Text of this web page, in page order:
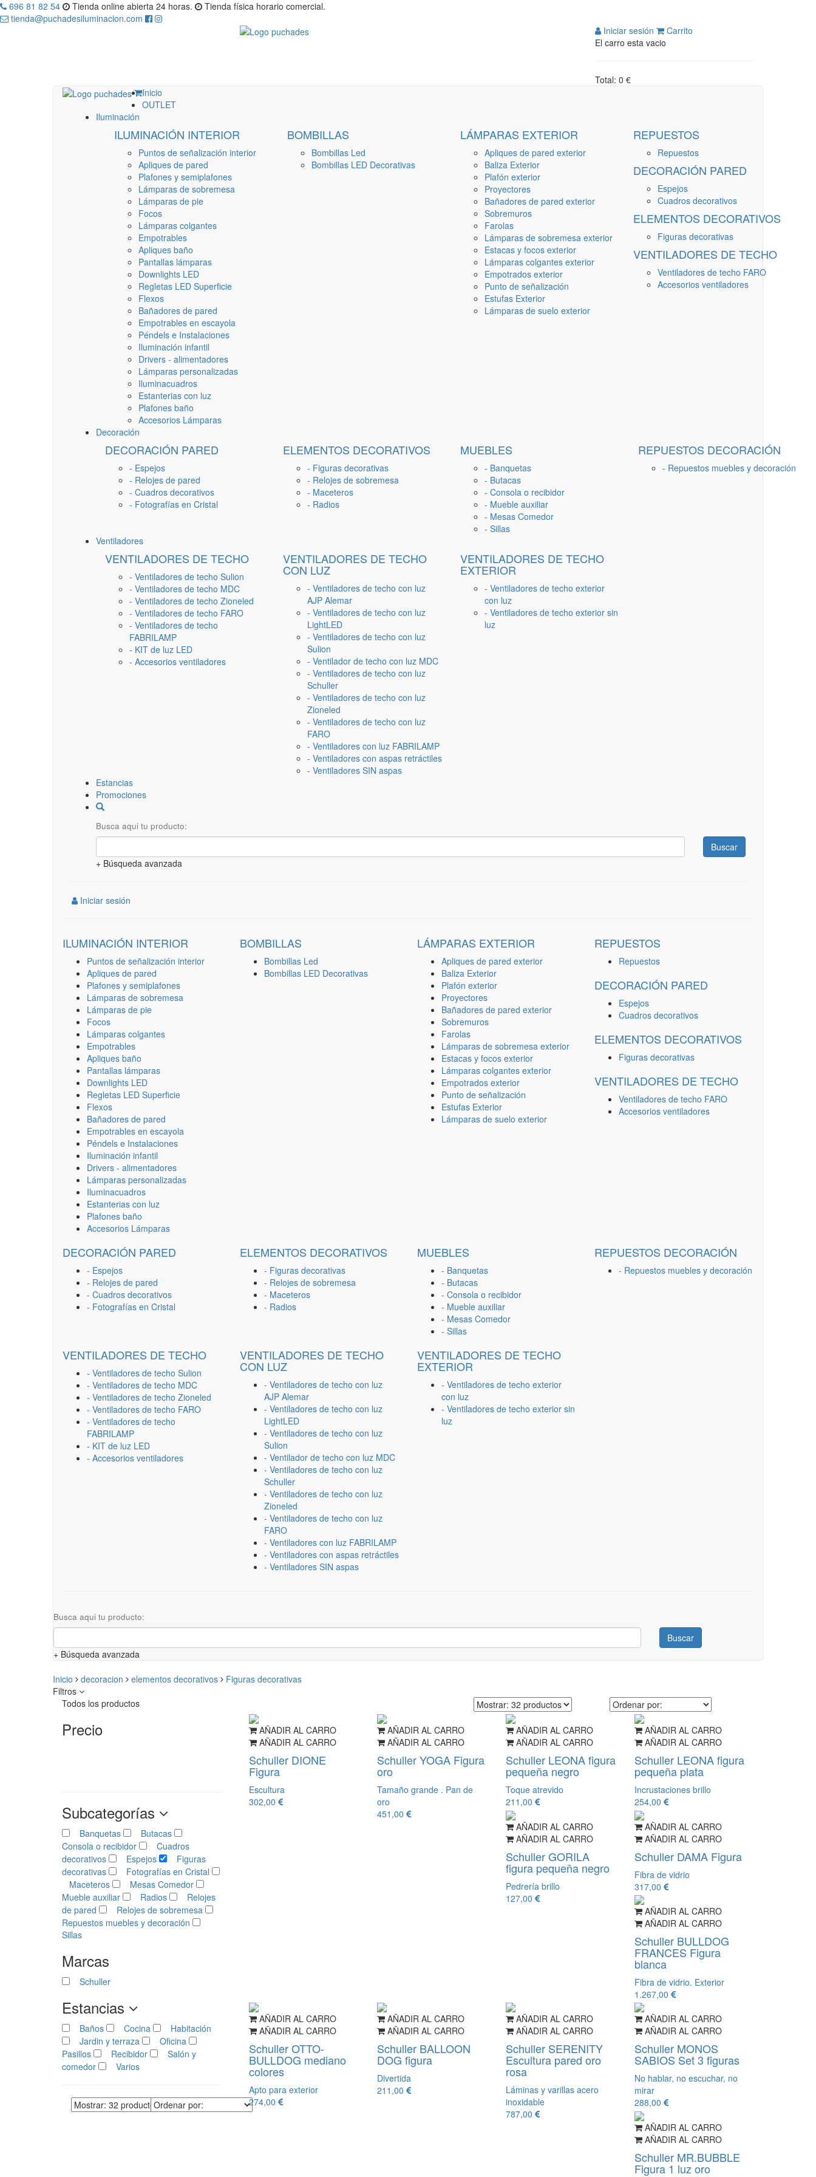
696 81 82 54 Tienda online abierta 24 horas.
Tienda física horario comercial.
tienda@puchadesiluminacion.com
Iniciar sesión
Carrito
El carro esta vacio
Total: 0 €
Inicio
OUTLET
Iluminación
ILUMINACIÓN INTERIOR
Puntos de señalización interior
Apliques de pared
Plafones y semiplafones
Lámparas de sobremesa
Lámparas de pie
Focos
Lámparas colgantes
Empotrables
Apliques baño
Pantallas lámparas
Downlights LED
Regletas LED Superficie
Flexos
Bañadores de pared
Empotrables en escayola
Péndels e Instalaciones
Iluminación infantil
Drivers - alimentadores
Lámparas personalizadas
Iluminacuadros
Estanterias con luz
Plafones baño
Accesorios Lámparas
BOMBILLAS
Bombillas Led
Bombillas LED Decorativas
LÁMPARAS EXTERIOR
Apliques de pared exterior
Baliza Exterior
Plafón exterior
Proyectores
Bañadores de pared exterior
Sobremuros
Farolas
Lámparas de sobremesa exterior
Estacas y focos exterior
Lámparas colgantes exterior
Empotrados exterior
Punto de señalización
Estufas Exterior
Lámparas de suelo exterior
REPUESTOS
Repuestos
DECORACIÓN PARED
Espejos
Cuadros decorativos
ELEMENTOS DECORATIVOS
Figuras decorativas
VENTILADORES DE TECHO
Ventiladores de techo FARO
Accesorios ventiladores
Decoración
DECORACIÓN PARED
- Espejos
- Relojes de pared
- Cuadros decorativos
- Fotografías en Cristal
ELEMENTOS DECORATIVOS
- Figuras decorativas
- Relojes de sobremesa
- Maceteros
- Radios
MUEBLES
- Banquetas
- Butacas
- Consola o recibidor
- Mueble auxiliar
- Mesas Comedor
- Sillas
REPUESTOS DECORACIÓN
- Repuestos muebles y decoración
Ventiladores
VENTILADORES DE TECHO
- Ventiladores de techo Sulion
- Ventiladores de techo MDC
- Ventiladores de techo Zioneled
- Ventiladores de techo FARO
- Ventiladores de techo
FABRILAMP
- KIT de luz LED
- Accesorios ventiladores
VENTILADORES DE TECHO
CON LUZ
- Ventiladores de techo con luz
AJP Alemar
- Ventiladores de techo con luz
LightLED
- Ventiladores de techo con luz
Sulion
- Ventilador de techo con luz MDC
- Ventiladores de techo con luz
Schuller
- Ventiladores de techo con luz
Zioneled
- Ventiladores de techo con luz
FARO
- Ventiladores con luz FABRILAMP
- Ventiladores con aspas retráctiles
- Ventiladores SIN aspas
VENTILADORES DE TECHO
EXTERIOR
- Ventiladores de techo exterior
con luz
- Ventiladores de techo exterior sin
luz
Estancias
Promociones
Busca aqui tu producto:
Buscar
+ Búsqueda avanzada
Iniciar sesión
ILUMINACIÓN INTERIOR
Puntos de señalización interior
Apliques de pared
Plafones y semiplafones
Lámparas de sobremesa
Lámparas de pie
Focos
Lámparas colgantes
Empotrables
Apliques baño
Pantallas lámparas
Downlights LED
Regletas LED Superficie
Flexos
Bañadores de pared
Empotrables en escayola
Péndels e Instalaciones
Iluminación infantil
Drivers - alimentadores
Lámparas personalizadas
Iluminacuadros
Estanterias con luz
Plafones baño
Accesorios Lámparas
BOMBILLAS
Bombillas Led
Bombillas LED Decorativas
LÁMPARAS EXTERIOR
Apliques de pared exterior
Baliza Exterior
Plafón exterior
Proyectores
Bañadores de pared exterior
Sobremuros
Farolas
Lámparas de sobremesa exterior
Estacas y focos exterior
Lámparas colgantes exterior
Empotrados exterior
Punto de señalización
Estufas Exterior
Lámparas de suelo exterior
REPUESTOS
Repuestos
DECORACIÓN PARED
Espejos
Cuadros decorativos
ELEMENTOS DECORATIVOS
Figuras decorativas
VENTILADORES DE TECHO
Ventiladores de techo FARO
Accesorios ventiladores
DECORACIÓN PARED
- Espejos
- Relojes de pared
- Cuadros decorativos
- Fotografías en Cristal
ELEMENTOS DECORATIVOS
- Figuras decorativas
- Relojes de sobremesa
- Maceteros
- Radios
MUEBLES
- Banquetas
- Butacas
- Consola o recibidor
- Mueble auxiliar
- Mesas Comedor
- Sillas
REPUESTOS DECORACIÓN
- Repuestos muebles y decoración
VENTILADORES DE TECHO
- Ventiladores de techo Sulion
- Ventiladores de techo MDC
- Ventiladores de techo Zioneled
- Ventiladores de techo FARO
- Ventiladores de techo
FABRILAMP
- KIT de luz LED
- Accesorios ventiladores
VENTILADORES DE TECHO
CON LUZ
- Ventiladores de techo con luz
AJP Alemar
- Ventiladores de techo con luz
LightLED
- Ventiladores de techo con luz
Sulion
- Ventilador de techo con luz MDC
- Ventiladores de techo con luz
Schuller
- Ventiladores de techo con luz
Zioneled
- Ventiladores de techo con luz
FARO
- Ventiladores con luz FABRILAMP
- Ventiladores con aspas retráctiles
- Ventiladores SIN aspas
VENTILADORES DE TECHO
EXTERIOR
- Ventiladores de techo exterior
con luz
- Ventiladores de techo exterior sin
luz
Busca aqui tu producto:
Buscar
+ Búsqueda avanzada
Inicio decoracion elementos decorativos
Figuras decorativas
Filtros
Todos los productos
Precio
Subcategorías
Banquetas
Butacas
Consola o recibidor
Cuadros
decorativos
Espejos
Figuras
decorativas
Fotografías en Cristal
Maceteros
Mesas Comedor
Mueble auxiliar
Radios
Relojes
de pared
Relojes de sobremesa
Repuestos muebles y decoración
Sillas
Marcas
Schuller
Estancias
Baños Cocina
Habitación
Jardin y terraza
Oficina
Pasillos
Recibidor
Salón y
comedor
Varios
AÑADIR AL CARRO
AÑADIR AL CARRO
Schuller DIONE
Figura
Escultura
302,00
AÑADIR AL CARRO
AÑADIR AL CARRO
Schuller YOGA Figura
oro
Tamaño grande . Pan de
oro
451,00
AÑADIR AL CARRO
AÑADIR AL CARRO
Schuller LEONA figura
pequeña negro
Toque atrevido
211,00
AÑADIR AL CARRO
AÑADIR AL CARRO
Schuller LEONA figura
pequeña plata
Incrustaciones brillo
254,00
AÑADIR AL CARRO
AÑADIR AL CARRO
Schuller GORILA
figura pequeña negro
Pedrería brillo
127,00
AÑADIR AL CARRO
AÑADIR AL CARRO
Schuller DAMA Figura
Fibra de vidrio
317,00
AÑADIR AL CARRO
AÑADIR AL CARRO
Schuller BULLDOG
FRANCES Figura
blanca
Fibra de vidrio. Exterior
1.267,00
AÑADIR AL CARRO
AÑADIR AL CARRO
Schuller OTTO-
BULLDOG mediano
colores
Apto para exterior
274,00
AÑADIR AL CARRO
AÑADIR AL CARRO
Schuller BALLOON
DOG figura
Divertida
211,00
AÑADIR AL CARRO
AÑADIR AL CARRO
Schuller SERENITY
Escultura pared oro
rosa
Láminas y varillas acero
inoxidable
787,00
AÑADIR AL CARRO
AÑADIR AL CARRO
Schuller MONOS
SABIOS Set 3 figuras
No hablar, no escuchar, no
mirar
288,00
AÑADIR AL CARRO
AÑADIR AL CARRO
Schuller MR.BUBBLE
Figura 1 luz oro